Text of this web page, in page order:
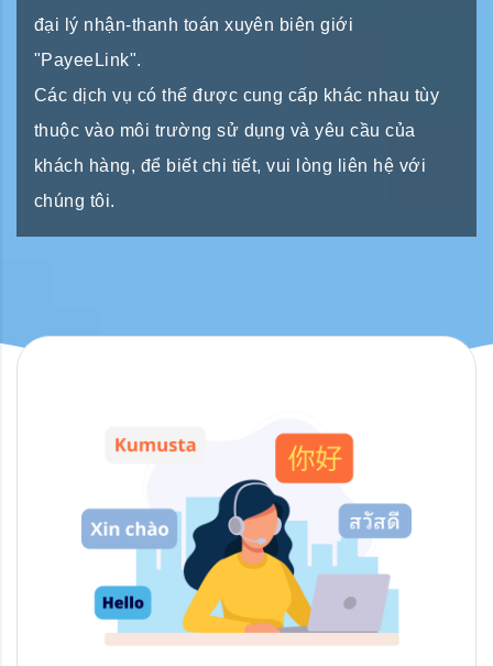
đại lý nhận-thanh toán xuyên biên giới
"PayeeLink".
Các dịch vụ có thể được cung cấp khác nhau tùy
thuộc vào môi trường sử dụng và yêu cầu của
khách hàng, để biết chi tiết, vui lòng liên hệ với
chúng tôi.